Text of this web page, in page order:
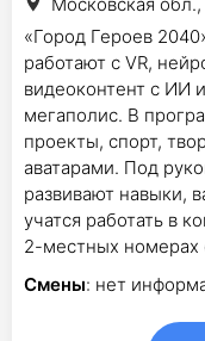
«Город Героев
работают с VR,
видеоконтент с ИИ
мегаполис. В
проекты, спорт,
аватарами. Под
развивают навыки,
учатся работать в
2-местных номерах
Смены: нет